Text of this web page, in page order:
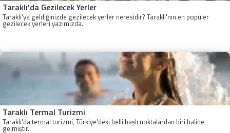
Taraklı'da Gezilecek Yerler
Taraklı'ya geldiğinizde gezilecek yerler neresidir? Taraklı'nın en popüler
gezilecek yerleri yazımızda.
Taraklı Termal Turizmi
Taraklı'da termal turizmi, Türkiye'deki belli başlı noktalardan biri haline
gelmiştir.